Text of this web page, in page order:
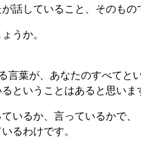
話していること、そのもの
うか。
言葉が、あなたのすべてと
ということはあると思いま
いるか、言っているかで、
るわけです。